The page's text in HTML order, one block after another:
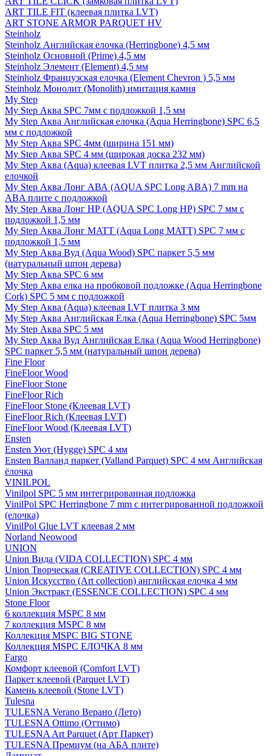
ART TILE FIT (клеевая плитка LVT)
ART STONE ARMOR PARQUET HV
Steinholz
Steinholz Английская елочка (Herringbone) 4,5 мм
Steinholz Основной (Prime) 4,5 мм
Steinholz Элемент (Element) 4,5 мм
Steinholz Французская елочка (Element Chevron ) 5,5 мм
Steinholz Монолит (Monolith) имитация камня
My Step
My Step Аква SPC 7мм c подложкой 1,5 мм
My Step Аква Английская елочка (Aqua Herringbone) SPC 6,5
мм с подложкой
My Step Аква SPC 4мм (ширина 151 мм)
My Step Аква SPC 4 мм (широкая доска 232 мм)
My Step Аква (Aqua) клеевая LVT плитка 2,5 мм Английской
елочкой
My Step Аква Лонг АВА (AQUA SPC Long ABA) 7 mm на
ABA плите с подложкой
My Step Аква Лонг НР (AQUA SPC Long HP) SPC 7 мм с
подложкой 1,5 мм
My Step Аква Лонг MATT (Aqua Long MATT) SPC 7 мм с
подложкой 1,5 мм
My Step Аква Вуд (Aqua Wood) SPC паркет 5,5 мм
(натуральный шпон дерева)
My Step Аква SPC 6 мм
My Step Аква елка на пробковой подложке (Aqua Herringbone
Cork) SPC 5 мм с подложкой
My Step Аква (Aqua) клеевая LVT плитка 3 мм
My Step Аква Английская Елка (Aqua Herringbone) SPC 5мм
My Step Аква SPC 5 мм
My Step Аква Вуд Английская Елка (Aqua Wood Herringbone)
SPC паркет 5,5 мм (натуральный шпон дерева)
Fine Floor
FineFloor Wood
FineFloor Stone
FineFloor Rich
FineFloor Stone (Клеевая LVT)
FineFloor Rich (Клеевая LVT)
FineFloor Wood (Клеевая LVT)
Ensten
Ensten Уют (Hygge) SPC 4 мм
Ensten Валланд паркет (Valland Parquet) SPC 4 мм Английская
ёлочка
VINILPOL
Vinilpol SPC 5 мм интегрированная подложка
VinilPol SPC Herringbone 7 mm с интегрированной подложкой
(елочка)
VinilPol Glue LVT клеевая 2 мм
Norland Neowood
UNION
Union Вида (VIDA COLLECTION) SPC 4 мм
Union Творческая (CREATIVE COLLECTION) SPC 4 мм
Union Искусство (Art collection) английская елочка 4 мм
Union Экстракт (ESSENCE COLLECTION) SPC 4 мм
Stone Floor
6 коллекция MSPC 8 мм
7 коллекция MSPC 8 мм
Коллекция MSPC BIG STONE
Коллекция MSPC ЕЛОЧКА 8 мм
Fargo
Комфорт клеевой (Comfort LVT)
Паркет клеевой (Parquet LVT)
Камень клеевой (Stone LVT)
Tulesna
TULESNA Verano Верано (Лето)
TULESNA Ottimo (Оттимо)
TULESNA Art Parquet (Арт Паркет)
TULESNA Премиум (на АБА плите)